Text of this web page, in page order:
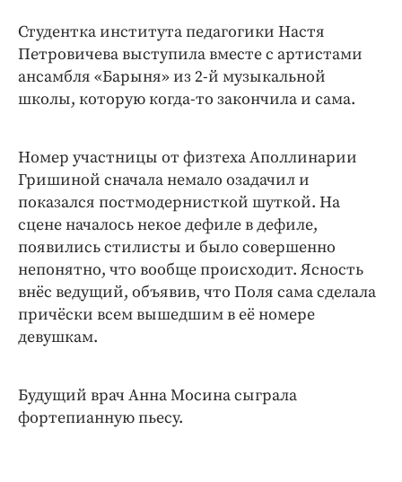
Студентка института педагогики Настя
Петровичева выступила вместе с артистами
ансамбля «Барыня» из 2-й музыкальной
школы, которую когда-то закончила и сама.
Номер участницы от физтеха Аполлинарии
Гришиной сначала немало озадачил и
показался постмодернисткой шуткой. На
сцене началось некое дефиле в дефиле,
появились стилисты и было совершенно
непонятно, что вообще происходит. Ясность
внёс ведущий, объявив, что Поля сама сделала
причёски всем вышедшим в её номере
девушкам.
Будущий врач Анна Мосина сыграла
фортепианную пьесу.